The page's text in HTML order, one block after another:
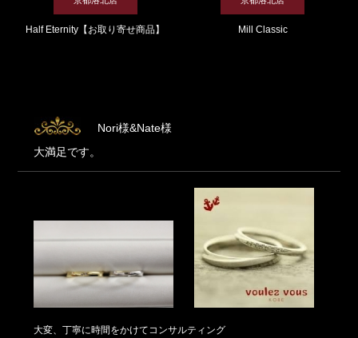
Half Eternity【お取り寄せ商品】 Mill Classic
Nori様&Nate様
大満足です。
大変、丁寧に時間をかけてコンサルティング